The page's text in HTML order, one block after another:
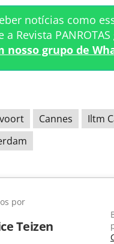
notícias como
a Revista
nosso grupo de
Cannes
Iltm
por
Teizen